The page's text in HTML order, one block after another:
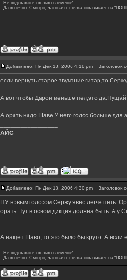
- Не подскажите сколько времени?
- Да конечно. Смотри, часовая стрелка показывает на
Добавлено: Пн Дек 18, 2006 4:18 pm Заголовок
если вернуть старое звучание гитар,то
А вот чтобы Дарон меньше пел,это да.Пущай
А орать надо Шаве.У него голос больше для
АЙС
Добавлено: Пн Дек 18, 2006 4:30 pm Заголовок
НУ новым голосом Сержу явно легче петь.
орать. Тут в осном дикция должна быть. А у
А нащет Шаво, то это было бы круто. А
- Не подскажите сколько времени?
- Да конечно. Смотри, часовая стрелка показывает на